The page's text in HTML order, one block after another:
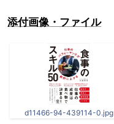
添付画像・ファイル
d11466-94-439114-0.jpg